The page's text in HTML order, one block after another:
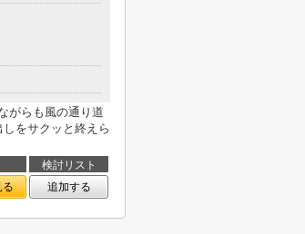
がらも風の通り道
をサクッと終えら
検討リスト
る 追加する